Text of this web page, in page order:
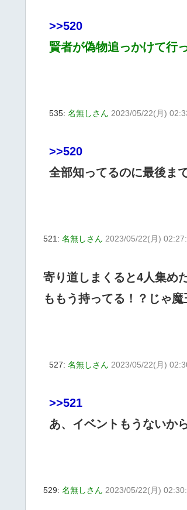
>>520
賢者が偽物追っかけて行
535: 名無しさん 2023/05/22(月)
>>520
全部知ってるのに最後ま
521: 名無しさん 2023/05/22(月)
寄り道しまくると4人集め
ももう持ってる！？じゃ
527: 名無しさん 2023/05/22(月)
>>521
あ、イベントもうないか
529: 名無しさん 2023/05/22(月)